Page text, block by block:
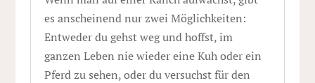
es anscheinend nur zwei Möglichkeiten:
Entweder du gehst weg und hoffst, im
ganzen Leben nie wieder eine Kuh oder ein
Pferd zu sehen, oder du versuchst für den